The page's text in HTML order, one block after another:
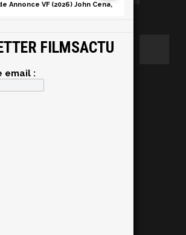
Annonce VF (2026) John Cena,
FILMSACTU
email :